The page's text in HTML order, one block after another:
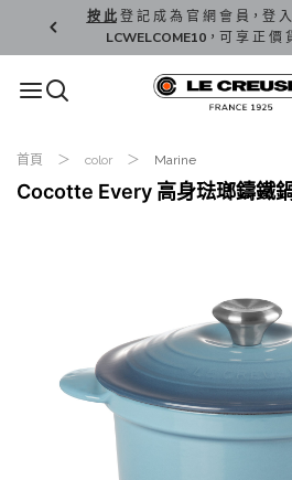
按 此登 記 成 為 官 網 會 員，登
LCWELCOME10，可 享 正 價
首頁 color Marine
Cocotte Every 高身琺瑯鑄鐵